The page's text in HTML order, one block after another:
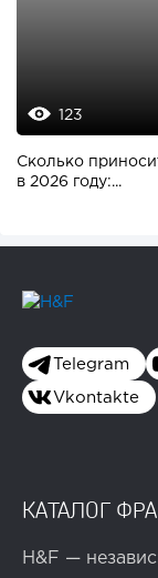
123
Сколько
в 2026 году:...
Telegram
Vkontakte
КАТАЛОГ
H&F —